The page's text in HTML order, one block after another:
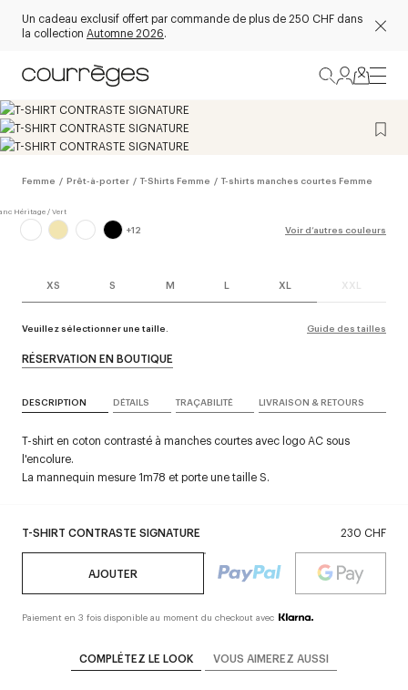
Un cadeau exclusif offert par commande de plus de 250 CHF dans
la collection Automne 2026.
Femme / Prêt-à-porter / T-Shirts Femme / T-shirts manches courtes Femme
+12 Voir d’autres couleurs
XS S M L XL XXL
Veuillez sélectionner une taille. Guide des tailles
T-SHIRT CONTRASTE SIGNATURE 230 CHF
AJOUTER
Paiement en 3 fois disponible au moment du checkout avec
RÉSERVATION EN BOUTIQUE
DESCRIPTION DÉTAILS TRAÇABILITÉ LIVRAISON & RETOURS
T-shirt en coton contrasté à manches courtes avec logo AC sous
l'encolure.
La mannequin mesure 1m78 et porte une taille S.
COMPLÉTEZ LE LOOK VOUS AIMEREZ AUSSI